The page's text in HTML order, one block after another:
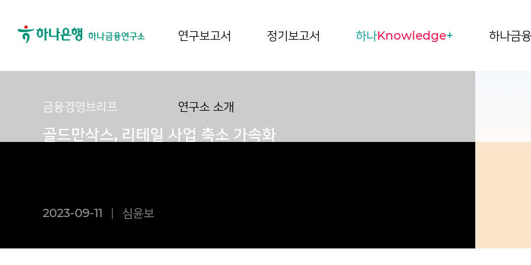
연구보고서 정기보고서 하나Knowledge+ 하나금
연구소 소개
금융경영브리프
골드만삭스, 리테일 사업 축소 가속화
2023-09-11 심윤보